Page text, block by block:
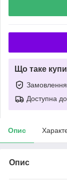
Що таке
Замовлення
Доступна
Опис
Опис